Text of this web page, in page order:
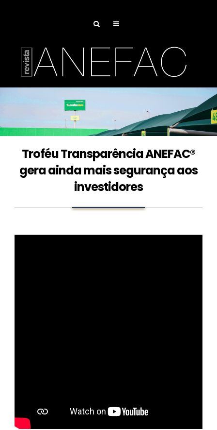
Troféu Transparência ANEFAC®
gera ainda mais segurança aos
investidores